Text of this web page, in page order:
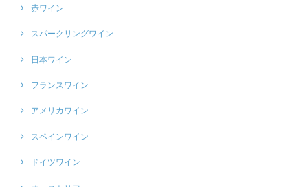
赤ワイン
スパークリングワイン
日本ワイン
フランスワイン
アメリカワイン
スペインワイン
ドイツワイン